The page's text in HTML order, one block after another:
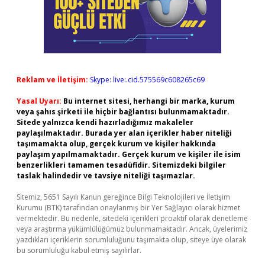
Reklam ve İletişim: Skype: live:.cid.575569c608265c69
Yasal Uyarı: Bu internet sitesi, herhangi bir marka, kurum
veya şahıs şirketi ile hiçbir bağlantısı bulunmamaktadır.
Sitede yalnızca kendi hazırladığımız makaleler
paylaşılmaktadır. Burada yer alan içerikler haber niteliği
taşımamakta olup, gerçek kurum ve kişiler hakkında
paylaşım yapılmamaktadır. Gerçek kurum ve kişiler ile isim
benzerlikleri tamamen tesadüfidir. Sitemizdeki bilgiler
taslak halindedir ve tavsiye niteliği taşımazlar.
Sitemiz, 5651 Sayılı Kanun gereğince Bilgi Teknolojileri ve İletişim
Kurumu (BTK) tarafından onaylanmış bir Yer Sağlayıcı olarak hizmet
vermektedir. Bu nedenle, sitedeki içerikleri proaktif olarak denetleme
veya araştırma yükümlülüğümüz bulunmamaktadır. Ancak, üyelerimiz
yazdıkları içeriklerin sorumluluğunu taşımakta olup, siteye üye olarak
bu sorumluluğu kabul etmiş sayılırlar.